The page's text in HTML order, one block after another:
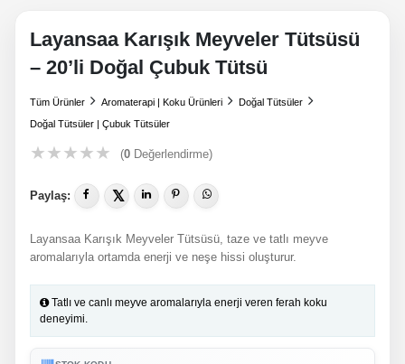
Layansaa Karışık Meyveler Tütsüsü
– 20’li Doğal Çubuk Tütsü
Tüm Ürünler Aromaterapi | Koku Ürünleri
Doğal Tütsüler
Doğal Tütsüler | Çubuk Tütsüler
★★★★★ (0Değerlendirme)
Paylaş: 𝕏
Layansaa Karışık Meyveler Tütsüsü, taze ve tatlı meyve
aromalarıyla ortamda enerji ve neşe hissi oluşturur.
Tatlı ve canlı meyve aromalarıyla enerji veren ferah koku
deneyimi.